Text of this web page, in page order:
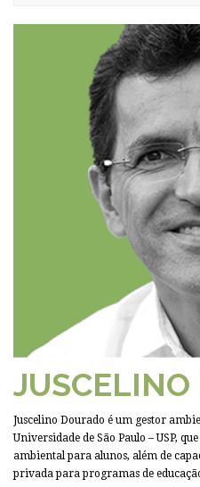
JUSCELINO
Juscelino Dourado é um gestor
Universidade de São Paulo – USP,
ambiental para alunos, além de
privada para programas de